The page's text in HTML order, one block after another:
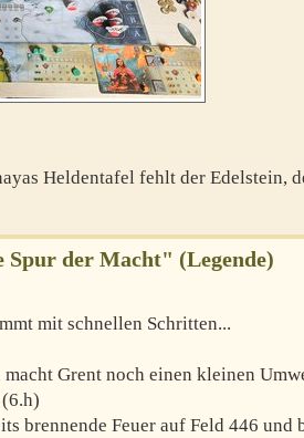
Heldentafel fehlt der Edelstein,
Spur der Macht" (Legende)
mit schnellen Schritten...
Grent noch einen kleinen
brennende Feuer auf Feld 446 und